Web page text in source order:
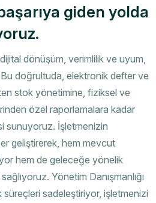
giden yolda
dönüşüm, verimlilik ve uyum,
Bu doğrultuda, elektronik defter ve
stok yönetimine, fiziksel ve
özel raporlamalara kadar
sunuyoruz. İşletmenizin
geliştirerek, hem mevcut
hem de geleceğe yönelik
Yönetim Danışmanlığı
süreçleri sadeleştiriyor, işletmenizi